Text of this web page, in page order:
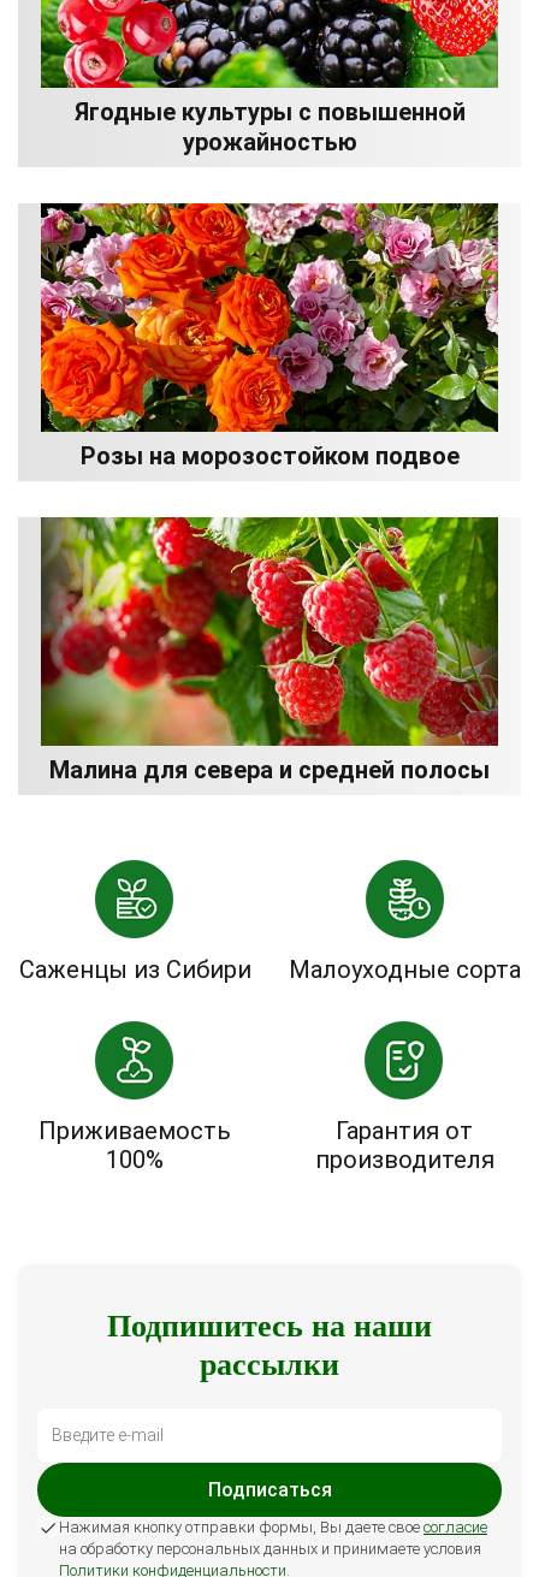
Ягодные культуры с повышенной
урожайностью
Розы на морозостойком подвое
Малина для севера и средней полосы
Саженцы из Сибири Малоуходные сорта
Приживаемость
100%
Гарантия от
производителя
Подпишитесь на наши
рассылки
Подписаться
Нажимая кнопку отправки формы, Вы даете свое согласие
на обработку персональных данных и принимаете условия
Политики конфиденциальности.